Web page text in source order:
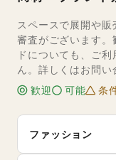
スペースで展開や
審査がございます
ドについても、ご
ん。詳しくはお問い
歓迎
可能 条
ファッション